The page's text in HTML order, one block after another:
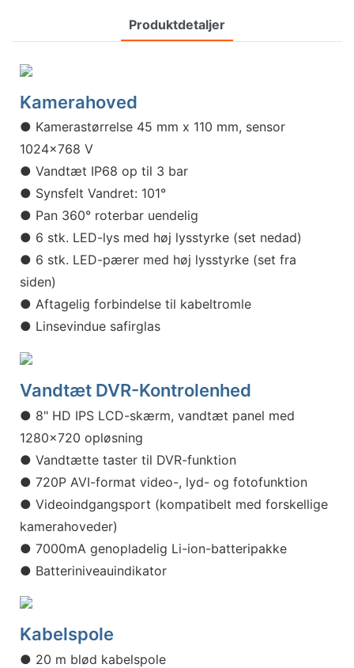
Produktdetaljer
Kamerahoved
● Kamerastørrelse 45 mm x 110 mm, sensor
1024x768 V
● Vandtæt IP68 op til 3 bar
● Synsfelt Vandret: 101°
● Pan 360° roterbar uendelig
● 6 stk. LED-lys med høj lysstyrke (set nedad)
● 6 stk. LED-pærer med høj lysstyrke (set fra
siden)
● Aftagelig forbindelse til kabeltromle
● Linsevindue safirglas
Vandtæt DVR-Kontrolenhed
● 8" HD IPS LCD-skærm, vandtæt panel med
1280x720 opløsning
● Vandtætte taster til DVR-funktion
● 720P AVI-format video-, lyd- og fotofunktion
● Videoindgangsport (kompatibelt med forskellige
kamerahoveder)
● 7000mA genopladelig Li-ion-batteripakke
● Batteriniveauindikator
Kabelspole
● 20 m blød kabelspole